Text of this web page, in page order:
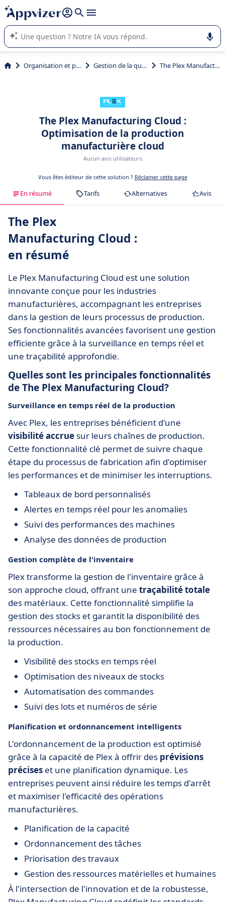
répondre (plusieurs lignes avec
L'IA de Appvizer vous guide dans l'utilisation ou la sélection de
logiciel SaaS en entreprise.
Organisation et planification Gestion de la qualité projet The Plex Manufacturing Cloud
The Plex Manufacturing Cloud :
Optimisation de la production
manufacturière cloud
Aucun avis utilisateurs
Vous êtes éditeur de cette solution ? Réclamer cette page
En résumé Tarifs Alternatives Avis
The Plex
Manufacturing Cloud :
en résumé
Le Plex Manufacturing Cloud est une solution
innovante conçue pour les industries
manufacturières, accompagnant les entreprises
dans la gestion de leurs processus de production.
Ses fonctionnalités avancées favorisent une gestion
efficiente grâce à la surveillance en temps réel et
une traçabilité approfondie.
Quelles sont les principales fonctionnalités
de The Plex Manufacturing Cloud?
Surveillance en temps réel de la production
Avec Plex, les entreprises bénéficient d'une
visibilité accrue sur leurs chaînes de production.
Cette fonctionnalité clé permet de suivre chaque
étape du processus de fabrication afin d'optimiser
les performances et de minimiser les interruptions.
Tableaux de bord personnalisés
Alertes en temps réel pour les anomalies
Suivi des performances des machines
Analyse des données de production
Gestion complète de l'inventaire
Plex transforme la gestion de l'inventaire grâce à
son approche cloud, offrant une traçabilité totale
des matériaux. Cette fonctionnalité simplifie la
gestion des stocks et garantit la disponibilité des
ressources nécessaires au bon fonctionnement de
la production.
Visibilité des stocks en temps réel
Optimisation des niveaux de stocks
Automatisation des commandes
Suivi des lots et numéros de série
Planification et ordonnancement intelligents
L'ordonnancement de la production est optimisé
grâce à la capacité de Plex à offrir des prévisions
précises et une planification dynamique. Les
entreprises peuvent ainsi réduire les temps d'arrêt
et maximiser l'efficacité des opérations
manufacturières.
Planification de la capacité
Ordonnancement des tâches
Priorisation des travaux
Gestion des ressources matérielles et humaines
À l'intersection de l'innovation et de la robustesse,